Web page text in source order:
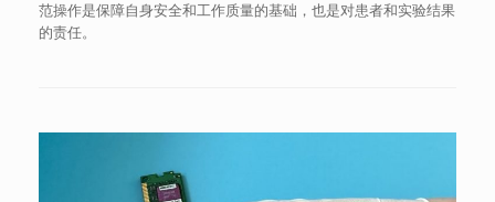
范操作是保障自身安全和工作质量的基础，也是对患者和实验结果
的责任。